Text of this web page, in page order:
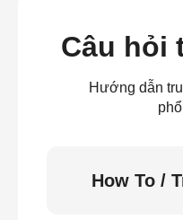
Câu hỏi
Hướng dẫn
How To /